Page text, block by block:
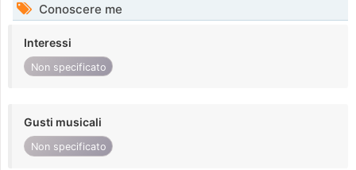
Conoscere me
Interessi
Non specificato
Gusti musicali
Non specificato